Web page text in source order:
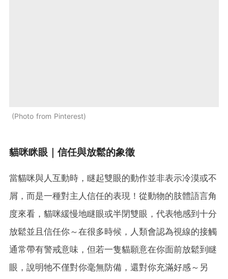
Photo from Pinterest
貓咪眯眼｜信任與放鬆的象徵
當貓咪與人互動時，瞇起雙眼的動作並非表示冷漠或不
屑，而是一種對主人信任的表現！從動物的肢體語言角
度來看，貓咪緩慢地瞇眼或半閉雙眼，代表牠感到十分
放鬆並且信任你～在很多時候，人類會認為視線的接觸
通常帶有警戒意味，但若一隻貓願意在你面前放鬆到瞇
眼，說明牠不僅對你毫無防備，還對你充滿好感～另